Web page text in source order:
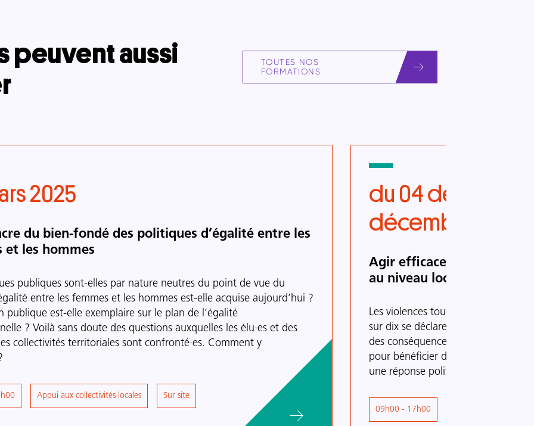
peuvent aussi
TOUTES NOS
FORMATIONS
2025
du bien-fondé des politiques d’égalité entre les
et les hommes
publiques sont-elles par nature neutres du point de vue du
entre les femmes et les hommes est-elle acquise aujourd’hui ?
publique est-elle exemplaire sur le plan de l’égalité
? Voilà sans doute des questions auxquelles les élu·es et des
collectivités territoriales sont confronté·es. Comment y
Thème
principal
Appui aux collectivités locales Lieu
Sur site
du 04 décembre
décembre 2025
Agir efficacement contre
au niveau local
Chapô
Les violences touchent de très
sur dix se déclare victime de
des conséquences de ces
pour bénéficier d’un
une réponse politique globale.
Heures
09h00 - 17h00